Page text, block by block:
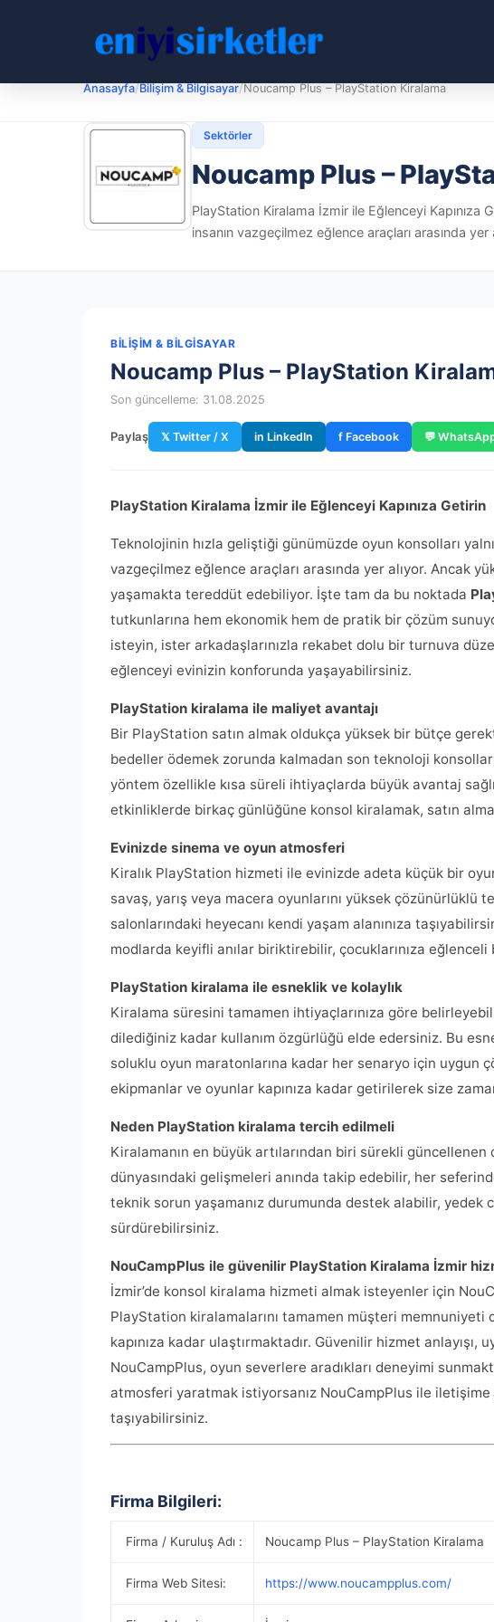
Anasayfa/Bilişim & Bilgisayar/Noucamp Plus – PlayStation Kiralama
Sektörler
Noucamp Plus –
PlayStation Kiralama İzmir ile Eğlenceyi
insanın vazgeçilmez eğlence araçları arasında
BILIŞIM & BILGISAYAR
Noucamp Plus – PlayStation
Son güncelleme: 31.08.2025
Paylaş 𝕏 Twitter / X in LinkedIn f Facebook 💬
PlayStation Kiralama İzmir ile Eğlenceyi Kapınıza Getirin
Teknolojinin hızla geliştiği günümüzde oyun konsolları
vazgeçilmez eğlence araçları arasında yer alıyor. Ancak
yaşamakta tereddüt edebiliyor. İşte tam da bu noktada
tutkunlarına hem ekonomik hem de pratik bir çözüm
isteyin, ister arkadaşlarınızla rekabet dolu bir turnuva
eğlenceyi evinizin konforunda yaşayabilirsiniz.
PlayStation kiralama ile maliyet avantajı
Bir PlayStation satın almak oldukça yüksek bir bütçe
bedeller ödemek zorunda kalmadan son teknoloji
yöntem özellikle kısa süreli ihtiyaçlarda büyük avantaj
etkinliklerde birkaç günlüğüne konsol kiralamak, satın
Evinizde sinema ve oyun atmosferi
Kiralık PlayStation hizmeti ile evinizde adeta küçük bir
savaş, yarış veya macera oyunlarını yüksek
salonlarındaki heyecanı kendi yaşam alanınıza
modlarda keyifli anılar biriktirebilir, çocuklarınıza
PlayStation kiralama ile esneklik ve kolaylık
Kiralama süresini tamamen ihtiyaçlarınıza göre
dilediğiniz kadar kullanım özgürlüğü elde edersiniz. Bu
soluklu oyun maratonlarına kadar her senaryo için uygun
ekipmanlar ve oyunlar kapınıza kadar getirilerek size
Neden PlayStation kiralama tercih edilmeli
Kiralamanın en büyük artılarından biri sürekli güncellenen
dünyasındaki gelişmeleri anında takip edebilir, her
teknik sorun yaşamanız durumunda destek alabilir, yedek
sürdürebilirsiniz.
NouCampPlus ile güvenilir PlayStation Kiralama İzmir
İzmir’de konsol kiralama hizmeti almak isteyenler için
PlayStation kiralamalarını tamamen müşteri memnuniyeti
kapınıza kadar ulaştırmaktadır. Güvenilir hizmet
NouCampPlus, oyun severlere aradıkları deneyimi
atmosferi yaratmak istiyorsanız NouCampPlus ile
taşıyabilirsiniz.
Firma Bilgileri:
Firma / Kuruluş Adı : Noucamp Plus – PlayStation Kiralama
Firma Web Sitesi: https://www.noucampplus.com/